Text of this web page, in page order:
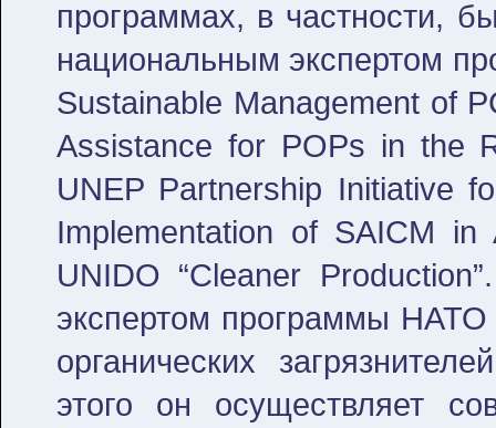
программах, в частности,
национальным экспертом
Sustainable Management of
Assistance for POPs in the
UNEP Partnership Initiative
Implementation of SAICM in
UNIDO “Cleaner
экспертом программы НАТО
органических
этого он осуществляет